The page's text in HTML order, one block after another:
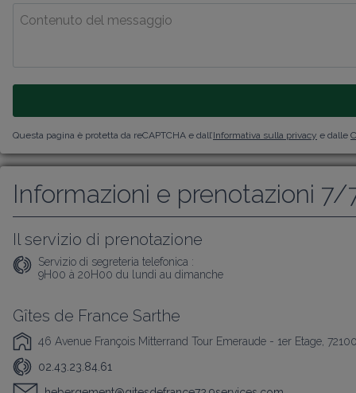
Questa pagina è protetta da reCAPTCHA e dall’Informativa sulla privacy e dalle
Informazioni e prenotazioni 7/
Il servizio di prenotazione
Servizio di segreteria telefonica :
9H00 à 20H00 du lundi au dimanche
Gîtes de France Sarthe
46 Avenue François Mitterrand Tour Emeraude - 1er Etage,
02.43.23.84.61